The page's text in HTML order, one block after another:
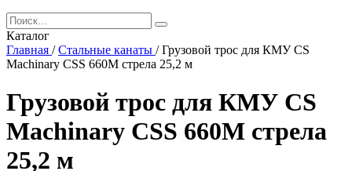
Каталог
Главная / Стальные канаты / Грузовой трос для КМУ CS
Machinary CSS 660M стрела 25,2 м
Грузовой трос для КМУ CS
Machinary CSS 660M стрела
25,2 м